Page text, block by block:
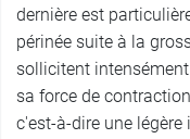
dernière est
périnée suite à la
sollicitent
sa force de
c'est-à-dire une